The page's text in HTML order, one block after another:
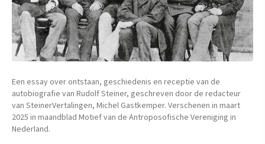
Een essay over ontstaan, geschiedenis en receptie van de
autobiografie van Rudolf Steiner, geschreven door de redacteur
van SteinerVertalingen, Michel Gastkemper. Verschenen in maart
2025 in maandblad Motief van de Antroposofische Vereniging in
Nederland.